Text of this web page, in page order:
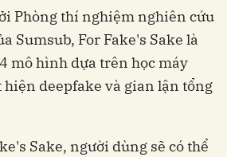
Phòng thí nghiệm nghiên cứu
Sumsub, For Fake's Sake là
mô hình dựa trên học máy
deepfake và gian lận tổng
Sake, người dùng sẽ có thể